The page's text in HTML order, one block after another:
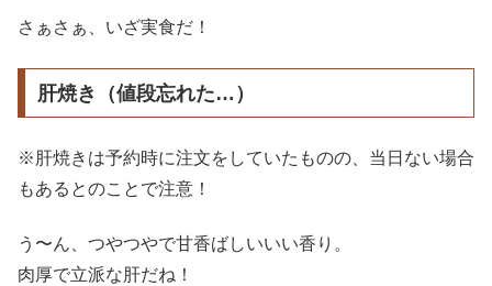
さぁさぁ、いざ実食だ！
肝焼き（値段忘れた…）
※肝焼きは予約時に注文をしていたものの、当日ない場合
もあるとのことで注意！
う〜ん、つやつやで甘香ばしいいい香り。
肉厚で立派な肝だね！